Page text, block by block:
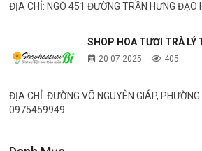
ĐỊA CHỈ: NGÕ 451 ĐƯỜNG TRẦN HƯNG
SHOP HOA TƯƠI TRÀ LÝ
20-07-2025 405
ĐỊA CHỈ: ĐƯỜNG VÕ NGUYÊN GIÁP,
0975459949